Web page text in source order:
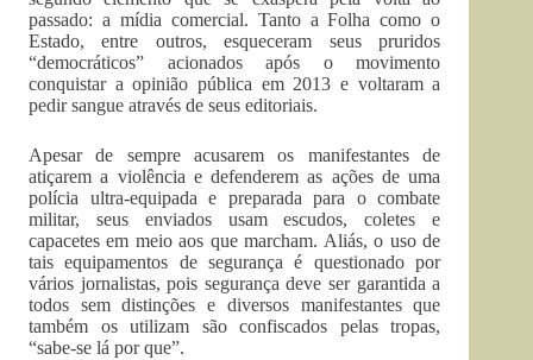
passado: a mídia comercial. Tanto a Folha como o
Estado, entre outros, esqueceram seus pruridos
“democráticos” acionados após o movimento
conquistar a opinião pública em 2013 e voltaram a
pedir sangue através de seus editoriais.
Apesar de sempre acusarem os manifestantes de
atiçarem a violência e defenderem as ações de uma
polícia ultra-equipada e preparada para o combate
militar, seus enviados usam escudos, coletes e
capacetes em meio aos que marcham. Aliás, o uso de
tais equipamentos de segurança é questionado por
vários jornalistas, pois segurança deve ser garantida a
todos sem distinções e diversos manifestantes que
também os utilizam são confiscados pelas tropas,
“sabe-se lá por que”.